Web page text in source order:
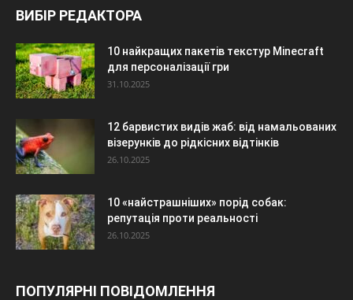
ВИБІР РЕДАКТОРА
10 найкращих пакетів текстур Minecraft
для персоналізації гри
31.10.2025
12 барвистих видів жаб: від намальованих
візерунків до рідкісних відтінків
26.10.2025
10 «найстрашніших» порід собак:
репутація проти реальності
26.10.2025
ПОПУЛЯРНІ ПОВІДОМЛЕННЯ